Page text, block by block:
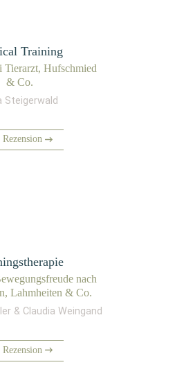
Training
Tier­arzt, Huf­schmied
& Co.
Steigerwald
Rezension
nach
Lahm­hei­ten & Co.
& Claudia Weingand